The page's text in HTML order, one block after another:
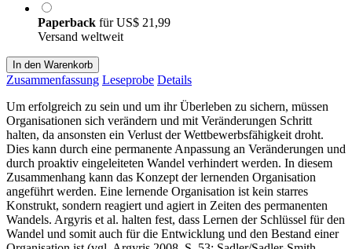
Paperback fürUS$ 21,99
Versand weltweit
In den Warenkorb
Zusammenfassung Leseprobe Details
Um erfolgreich zu sein und um ihr Überleben zu sichern, müssen
Organisationen sich verändern und mit Veränderungen Schritt
halten, da ansonsten ein Verlust der Wettbewerbsfähigkeit droht.
Dies kann durch eine permanente Anpassung an Veränderungen und
durch proaktiv eingeleiteten Wandel verhindert werden. In diesem
Zusammenhang kann das Konzept der lernenden Organisation
angeführt werden. Eine lernende Organisation ist kein starres
Konstrukt, sondern reagiert und agiert in Zeiten des permanenten
Wandels. Argyris et al. halten fest, dass Lernen der Schlüssel für den
Wandel und somit auch für die Entwicklung und den Bestand einer